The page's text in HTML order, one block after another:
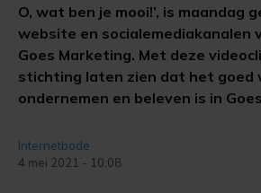
O, wat ben je mooi!’, is maandag
website en socialemediakanalen
Goes Marketing. Met deze
stichting laten zien dat het goed
ondernemen en beleven is in
Internetbode
4 mei 2021 - 10:08